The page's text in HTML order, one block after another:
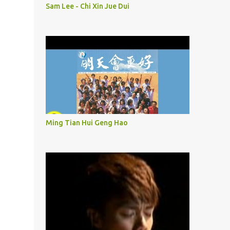
Sam Lee - Chi Xin Jue Dui
Ming Tian Hui Geng Hao